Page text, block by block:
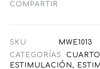
COMPARTIR
SKU
MWE1013
CATEGORÍAS
ESTIMULACIÓN ,